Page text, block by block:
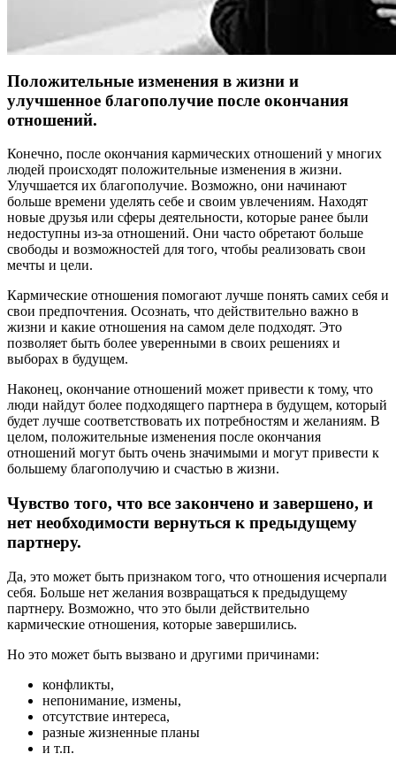
Положительные изменения в жизни и
улучшенное благополучие после окончания
отношений.
Конечно, после окончания кармических отношений у многих
людей происходят положительные изменения в жизни.
Улучшается их благополучие. Возможно, они начинают
больше времени уделять себе и своим увлечениям. Находят
новые друзья или сферы деятельности, которые ранее были
недоступны из-за отношений. Они часто обретают больше
свободы и возможностей для того, чтобы реализовать свои
мечты и цели.
Кармические отношения помогают лучше понять самих себя и
свои предпочтения. Осознать, что действительно важно в
жизни и какие отношения на самом деле подходят. Это
позволяет быть более уверенными в своих решениях и
выборах в будущем.
Наконец, окончание отношений может привести к тому, что
люди найдут более подходящего партнера в будущем, который
будет лучше соответствовать их потребностям и желаниям. В
целом, положительные изменения после окончания
отношений могут быть очень значимыми и могут привести к
большему благополучию и счастью в жизни.
Чувство того, что все закончено и завершено, и
нет необходимости вернуться к предыдущему
партнеру.
Да, это может быть признаком того, что отношения исчерпали
себя. Больше нет желания возвращаться к предыдущему
партнеру. Возможно, что это были действительно
кармические отношения, которые завершились.
Но это может быть вызвано и другими причинами:
конфликты,
непонимание, измены,
отсутствие интереса,
разные жизненные планы
и т.п.